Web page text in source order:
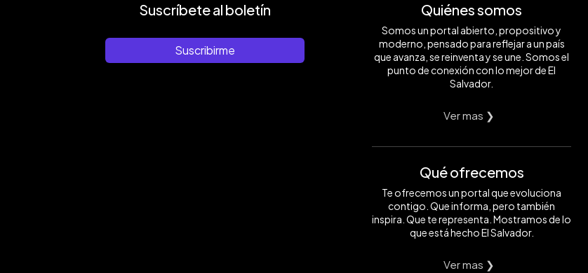
Suscríbete al boletín
Suscribirme
Quiénes somos
Somos un portal abierto, propositivo y
moderno, pensado para reflejar a un país
que avanza, se reinventa y se une. Somos el
punto de conexión con lo mejor de El
Salvador.
Ver mas ❯
Qué ofrecemos
Te ofrecemos un portal que evoluciona
contigo. Que informa, pero también
inspira. Que te representa. Mostramos de lo
que está hecho El Salvador.
Ver mas ❯